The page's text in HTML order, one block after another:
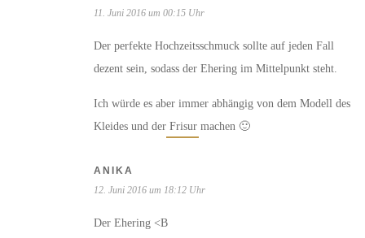
11. Juni 2016 um 00:15 Uhr
Der perfekte Hochzeitsschmuck sollte auf jeden Fall
dezent sein, sodass der Ehering im Mittelpunkt steht.
Ich würde es aber immer abhängig von dem Modell des
Kleides und der Frisur machen 🙂
ANIKA
12. Juni 2016 um 18:12 Uhr
Der Ehering <B